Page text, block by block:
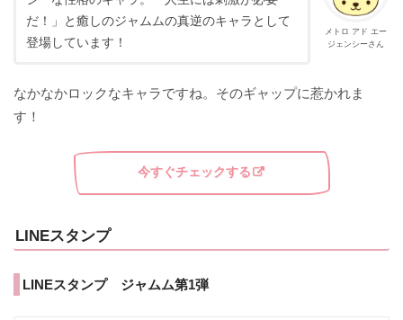
メトロ アド エー
ジェンシーさん
だ！」と癒しのジャムムの真逆のキャラとして
登場しています！
なかなかロックなキャラですね。そのギャップに惹かれま
す！
今すぐチェックする
LINEスタンプ
LINEスタンプ ジャムム第1弾